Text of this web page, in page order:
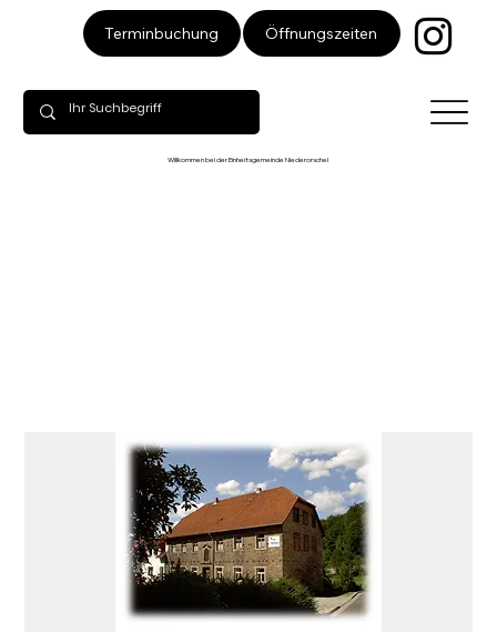
Terminbuchung Öffnungszeiten
Willkommen bei der Einheitsgemeinde Niederorschel